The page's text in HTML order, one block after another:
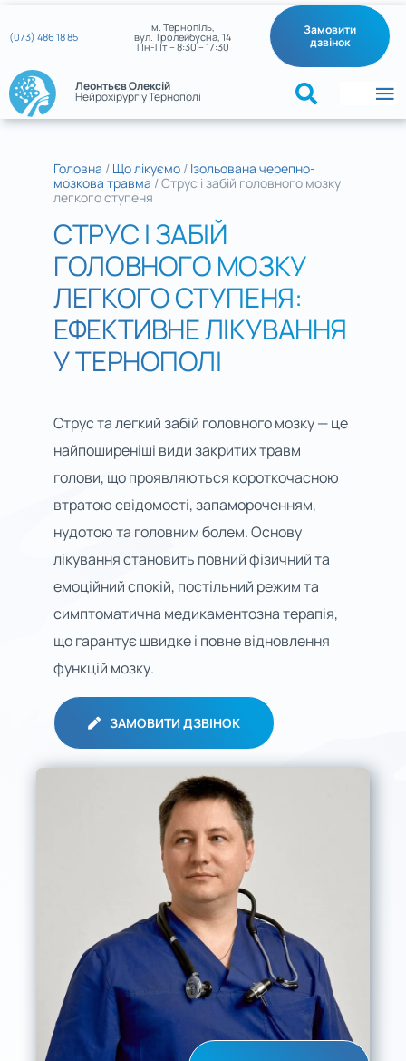
to
content
(073) 486 18 85
м. Тернопіль,
вул. Тролейбусна, 14
Пн-Пт – 8:30 – 17:30
Замовити
дзвінок
Леонтьєв Олексій
Нейрохірург у Тернополі
Про лікаря
Що лікуємо
Контакти
Новини нейрохірургії
Мої випадки
Відгуки
Головна / Що лікуємо / Ізольована черепно-
мозкова травма /Струс і забій головного мозку
легкого ступеня
СТРУС І ЗАБІЙ
ГОЛОВНОГО МОЗКУ
ЛЕГКОГО СТУПЕНЯ:
ЕФЕКТИВНЕ ЛІКУВАННЯ
У ТЕРНОПОЛІ
Струс та легкий забій головного мозку — це
найпоширеніші види закритих травм
голови, що проявляються короткочасною
втратою свідомості, запамороченням,
нудотою та головним болем. Основу
лікування становить повний фізичний та
емоційний спокій, постільний режим та
симптоматична медикаментозна терапія,
що гарантує швидке і повне відновлення
функцій мозку.
ЗАМОВИТИ ДЗВІНОК